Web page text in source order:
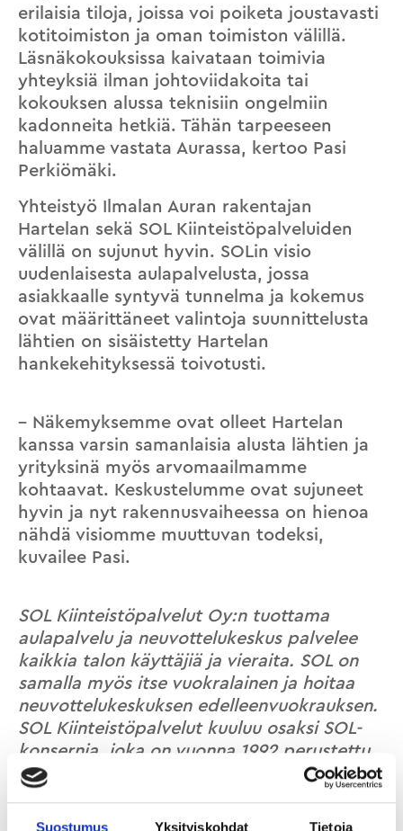
Suostumus Yksityiskohdat Tietoja
erilaisia tiloja, joissa voi poiketa joustavasti
kotitoimiston ja oman toimiston välillä.
Läsnäkokouksissa kaivataan toimivia
yhteyksiä ilman johtoviidakoita tai
kokouksen alussa teknisiin ongelmiin
kadonneita hetkiä. Tähän tarpeeseen
haluamme vastata Aurassa, kertoo Pasi
Perkiömäki.
Yhteistyö Ilmalan Auran rakentajan
Hartelan sekä SOL Kiinteistöpalveluiden
välillä on sujunut hyvin. SOLin visio
uudenlaisesta aulapalvelusta, jossa
asiakkaalle syntyvä tunnelma ja kokemus
ovat määrittäneet valintoja suunnittelusta
lähtien on sisäistetty Hartelan
hankekehityksessä toivotusti.
– Näkemyksemme ovat olleet Hartelan
kanssa varsin samanlaisia alusta lähtien ja
yrityksinä myös arvomaailmamme
kohtaavat. Keskustelumme ovat sujuneet
hyvin ja nyt rakennusvaiheessa on hienoa
nähdä visiomme muuttuvan todeksi,
kuvailee Pasi.
SOL Kiinteistöpalvelut Oy:n tuottama
aulapalvelu ja neuvottelukeskus palvelee
kaikkia talon käyttäjiä ja vieraita. SOL on
samalla myös itse vuokralainen ja hoitaa
neuvottelukeskuksen edelleenvuokrauksen.
SOL Kiinteistöpalvelut kuuluu osaksi SOL-
konsernia, joka on vuonna 1992 perustettu
kansainvälinen suomalainen perheyritys.
toimialoja ovat mm. siivous- ja